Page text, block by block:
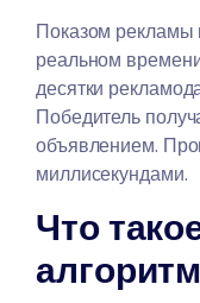
Показом рекламы
реальном
десятки
Победитель
объявлением.
миллисекундами.
Что